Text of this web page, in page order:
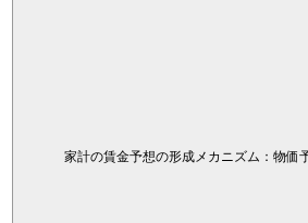
家計の賃金予想の形成メカニズム：物価